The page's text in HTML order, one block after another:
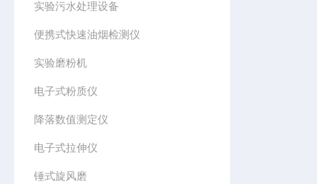
实验污水处理设备
便携式快速油烟检测仪
实验磨粉机
电子式粉质仪
降落数值测定仪
电子式拉伸仪
锤式旋风磨